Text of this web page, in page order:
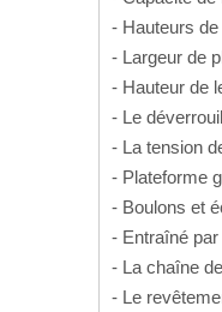
- Hauteurs
- Largeur de
- Hauteur de
- Le
- La tension
- Plateforme
- Boulons et
- Entraîné
- La chaîne
- Le